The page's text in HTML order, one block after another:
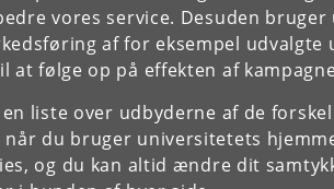
vores service. Desuden
af for eksempel udvalgte
at følge op på effekten af
liste over udbyderne af de
du bruger universitetets
og du kan altid ændre dit